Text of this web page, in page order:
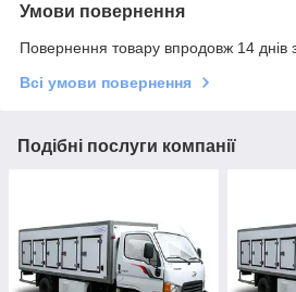
Умови повернення
Повернення товару впродовж 14 днів
Всі умови повернення
Подібні послуги компанії